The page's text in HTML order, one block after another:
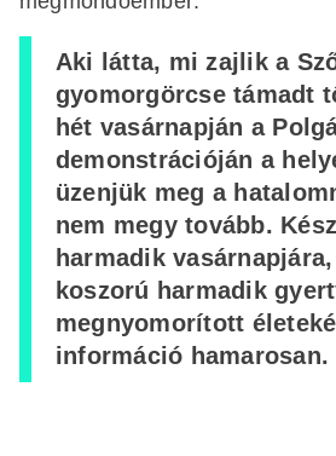
Aki látta, mi zajlik a
gyomorgörcse támadt
hét vasárnapján a
demonstrációján a
üzenjük meg a
nem megy tovább.
harmadik
koszorú harmadik
megnyomorított
információ hamarosan.